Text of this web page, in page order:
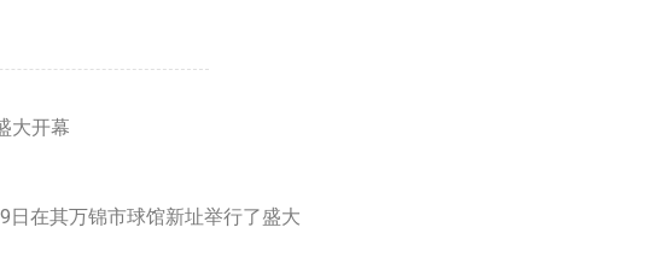
大开幕
日在其万锦市球馆新址举行了盛大